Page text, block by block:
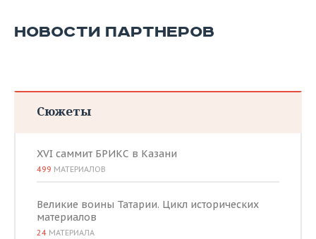
НОВОСТИ ПАРТНЕРОВ
Сюжеты
XVI саммит БРИКС в Казани
499 МАТЕРИАЛОВ
Великие воины Татарии. Цикл исторических
материалов
24 МАТЕРИАЛА